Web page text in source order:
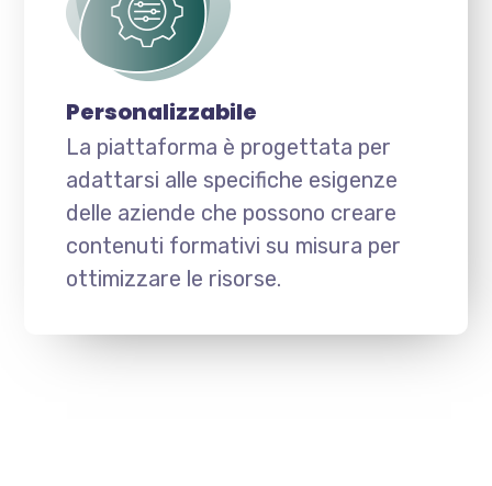
Personalizzabile
La piattaforma è progettata per
adattarsi alle specifiche esigenze
delle aziende che possono creare
contenuti formativi su misura per
ottimizzare le risorse.